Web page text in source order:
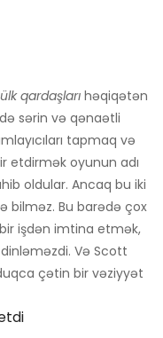
qardaşları həqiqətən
sərin və qənaətli
tapmaq və
etdirmək oyunun adı
oldular. Ancaq bu iki
bilməz. Bu barədə çox
işdən imtina etmək,
Və Scott
çətin bir vəziyyət